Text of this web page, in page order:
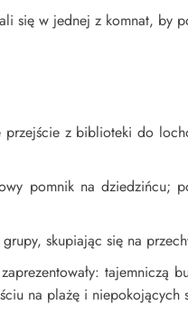
się w jednej z komnat, by
przejście z biblioteki do
pomnik na dziedzińcu;
grupy, skupiając się na
tajemniczą
na plażę i niepokojących